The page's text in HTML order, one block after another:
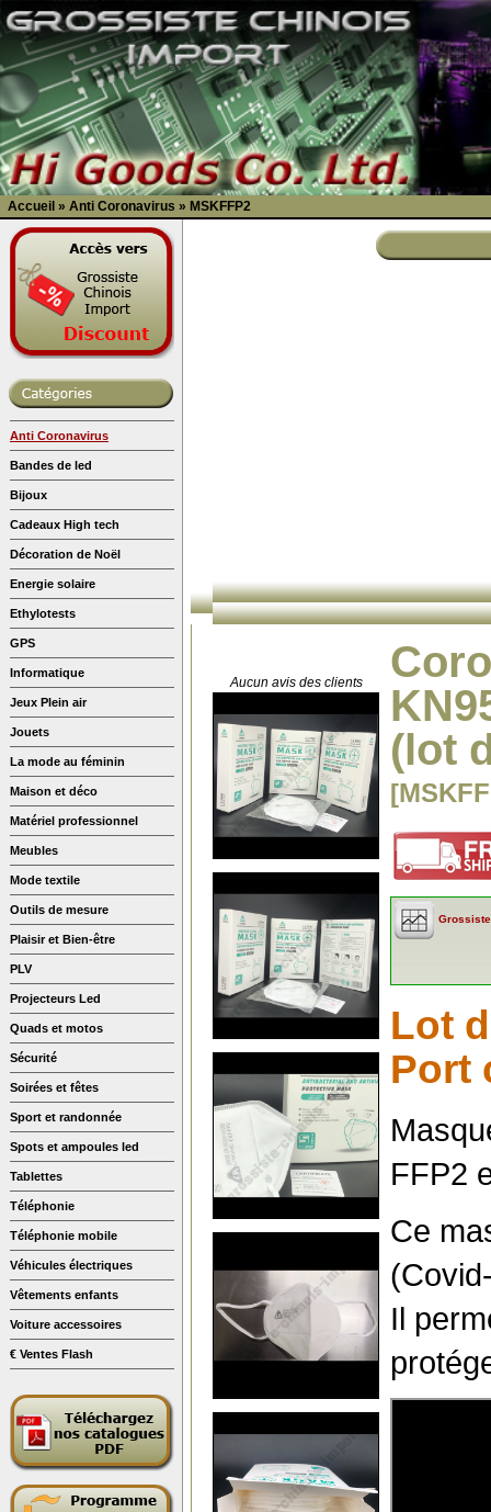
Accueil » Anti Coronavirus » MSKFFP2
Anti Coronavirus
Bandes de led
Bijoux
Cadeaux High tech
Décoration de Noël
Energie solaire
Ethylotests
GPS
Informatique
Jeux Plein air
Jouets
La mode au féminin
Maison et déco
Matériel professionnel
Meubles
Mode textile
Outils de mesure
Plaisir et Bien-être
PLV
Projecteurs Led
Quads et motos
Sécurité
Soirées et fêtes
Sport et randonnée
Spots et ampoules led
Tablettes
Téléphonie
Téléphonie mobile
Véhicules électriques
Vêtements enfants
Voiture accessoires
€ Ventes Flash
Aucun avis des clients
(lot
Lot
Port
FFP2
Ce
Il